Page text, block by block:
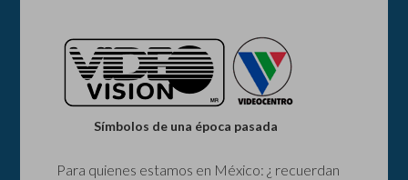
Símbolos de una época pasada
Para quienes estamos en México: ¿ recuerdan